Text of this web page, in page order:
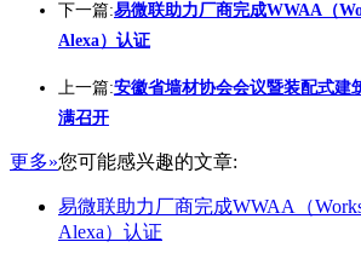
下一篇:易微联助力厂商完成WWAA（
Alexa）认证
上一篇:安徽省墙材协会会议暨装配式建
满召开
更多»您可能感兴趣的文章:
易微联助力厂商完成WWAA（
Alexa）认证